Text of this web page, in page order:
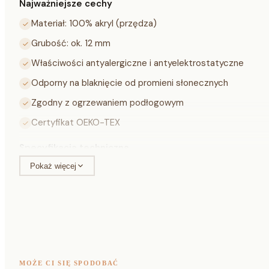
Najważniejsze cechy
Materiał: 100% akryl (przędza)
Grubość: ok. 12 mm
Właściwości antyalergiczne i antyelektrostatyczne
Odporny na blaknięcie od promieni słonecznych
Zgodny z ogrzewaniem podłogowym
Certyfikat OEKO-TEX
Materiał
Pokaż więcej
MOŻE CI SIĘ SPODOBAĆ